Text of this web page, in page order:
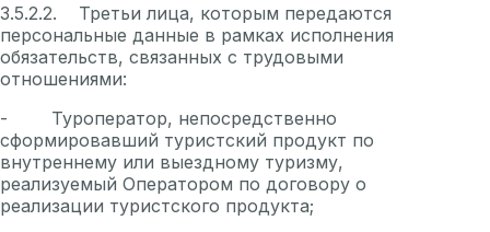
3.5.2.2. Третьи лица, которым передаются
персональные данные в рамках исполнения
обязательств, связанных с трудовыми
отношениями:
- Туроператор, непосредственно
сформировавший туристский продукт по
внутреннему или выездному туризму,
реализуемый Оператором по договору о
реализации туристского продукта;